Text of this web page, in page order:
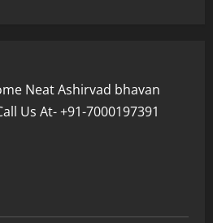
Neat Ashirvad bhavan
Us At- +91-7000197391